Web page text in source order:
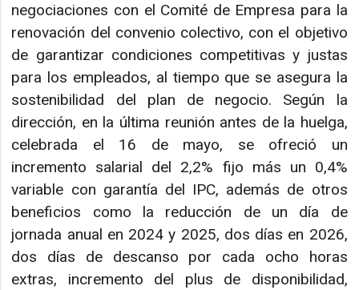
negociaciones con el Comité de Empresa para la
renovación del convenio colectivo, con el objetivo
de garantizar condiciones competitivas y justas
para los empleados, al tiempo que se asegura la
sostenibilidad del plan de negocio. Según la
dirección, en la última reunión antes de la huelga,
celebrada el 16 de mayo, se ofreció un
incremento salarial del 2,2% fijo más un 0,4%
variable con garantía del IPC, además de otros
beneficios como la reducción de un día de
jornada anual en 2024 y 2025, dos días en 2026,
dos días de descanso por cada ocho horas
extras, incremento del plus de disponibilidad,